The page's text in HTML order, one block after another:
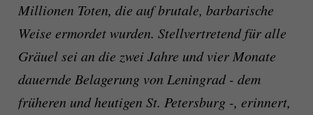
Millionen Toten, die auf brutale, barbarische
Weise ermordet wurden. Stellvertretend für alle
Gräuel sei an die zwei Jahre und vier Monate
dauernde Belagerung von Leningrad - dem
früheren und heutigen St. Petersburg -, erinnert,